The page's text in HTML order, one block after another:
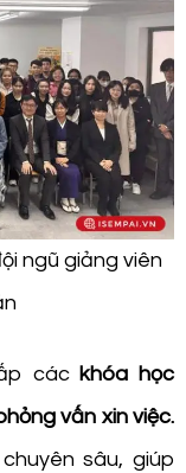
ngũ giảng viên
các khóa học
vấn xin việc.
sâu, giúp